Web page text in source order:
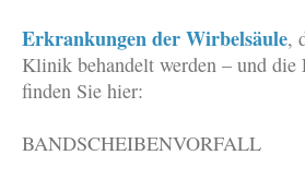
Erkrankungen der Wirbelsäule,
Klinik behandelt werden – und die
finden Sie hier:
BANDSCHEIBENVORFALL